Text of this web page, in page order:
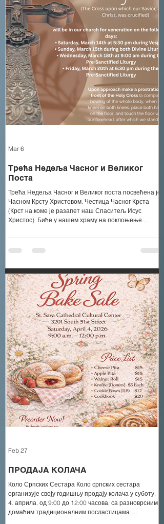
Трећа Недеља Часног и Великог
Поста
Трећа Недеља Часног и Великог поста посвећена је
Часном Крсту Христовом. Честица Часног Крста
(Крст на коме је разапет наш Спаситељ Исус
Христос). Биће у нашем храму на поклоњење
током вечерње службе • Недеља, 15. март, током
обе Свете Литургије • Среда, 18. март у 9:00
Петак, 20. март у 18:30 часова, током Литургије
Пређеосвећених Дарова При приступу учинити
метанију пред Часним
Mar 6
ПРОДАЈА КОЛАЧА
Коло Српских Сестара Коло српских сестара
организује своју годишњу продају колача у суботу,
4. априла, од 9:00 до 12:00 часова, са разноврсним
домаћим традиционалним посластицама.
Feb 27